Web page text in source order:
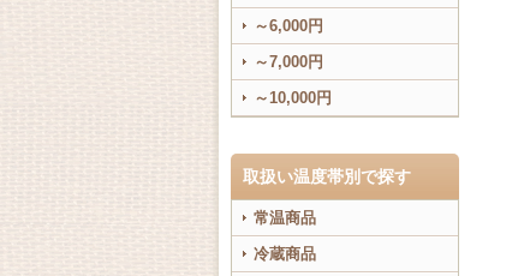
～6,000円
～7,000円
～10,000円
取扱い温度帯別で探す
常温商品
冷蔵商品